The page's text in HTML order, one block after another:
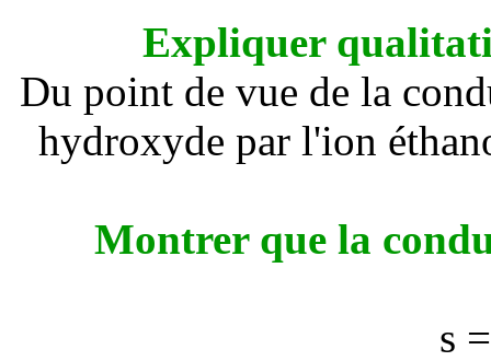
Expliquer
Du point de vue de la
hydroxyde par l'ion
Montrer que la
s